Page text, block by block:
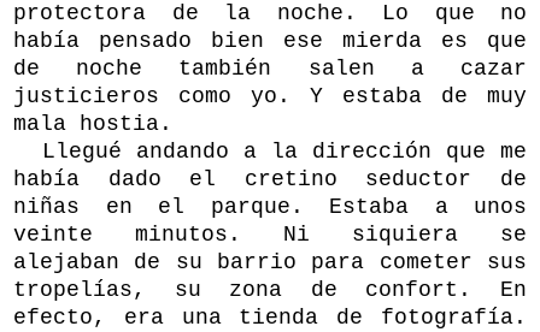
protectora de la noche. Lo que no
había pensado bien ese mierda es que
de noche también salen a cazar
justicieros como yo. Y estaba de muy
mala hostia.
Llegué andando a la dirección que me
había dado el cretino seductor de
niñas en el parque. Estaba a unos
veinte minutos. Ni siquiera se
alejaban de su barrio para cometer sus
tropelías, su zona de confort. En
efecto, era una tienda de fotografía.